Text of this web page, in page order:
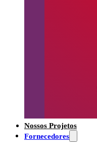
Nossos Projetos
Fornecedores